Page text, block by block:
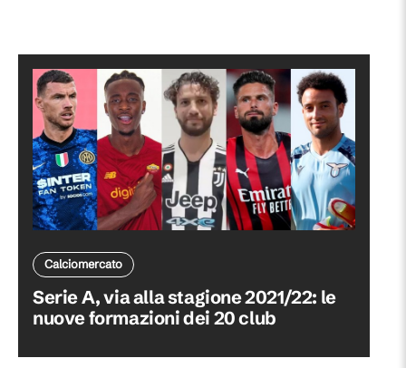
Calciomercato
Serie A, via alla stagione 2021/22: le
nuove formazioni dei 20 club